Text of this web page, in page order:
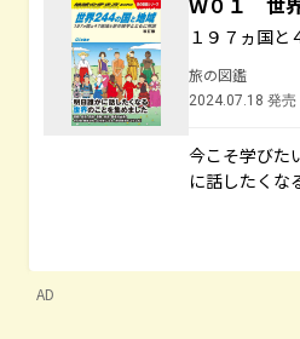
１９７ヵ国と
旅の図鑑
2024.07.18 発売
今こそ学びた
に話したくな
AD